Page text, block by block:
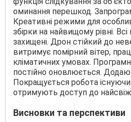
оминання перешкод.
Креативні режими для
збірки на найвищому рівні.
захищені. Дрон стійкий до
витримує помірний вітер,
кліматичних умовах.
постійно оновлюється.
Покращується робота
отримують доступ до
Висновки та перспективи